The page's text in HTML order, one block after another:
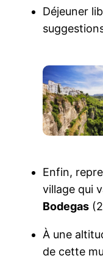
Déjeuner
Enfin,
village qui
Bodegas
À une
de cette